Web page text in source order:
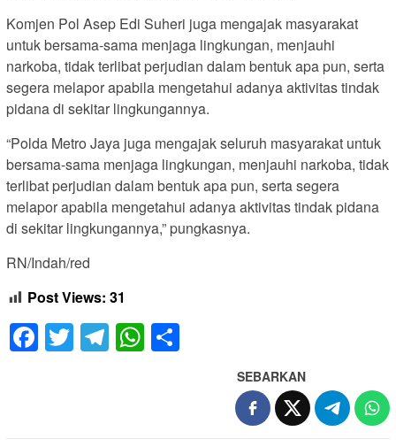
Komjen Pol Asep Edi Suheri juga mengajak masyarakat
untuk bersama-sama menjaga lingkungan, menjauhi
narkoba, tidak terlibat perjudian dalam bentuk apa pun, serta
segera melapor apabila mengetahui adanya aktivitas tindak
pidana di sekitar lingkungannya.
“Polda Metro Jaya juga mengajak seluruh masyarakat untuk
bersama-sama menjaga lingkungan, menjauhi narkoba, tidak
terlibat perjudian dalam bentuk apa pun, serta segera
melapor apabila mengetahui adanya aktivitas tindak pidana
di sekitar lingkungannya,” pungkasnya.
RN/Indah/red
Post Views: 31
Facebook
TwitterTelegram
WhatsApp
SEBARKAN